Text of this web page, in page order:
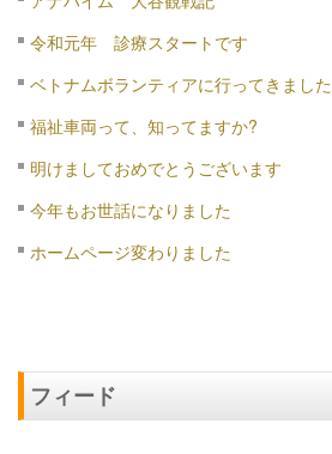
令和元年 診療スタートです
ベトナムボランティアに行ってきました
福祉車両って、知ってますか?
明けましておめでとうございます
今年もお世話になりました
ホームページ変わりました
フィード